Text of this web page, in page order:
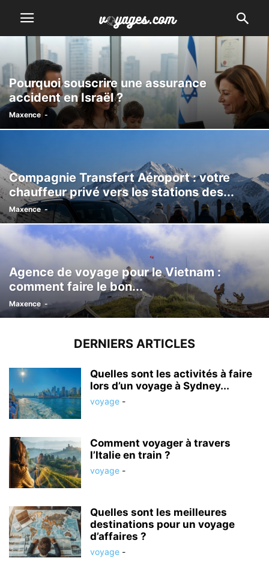
Pourquoi souscrire une assurance
accident en Israël ?
Maxence -
Compagnie Transfert Aéroport : votre
chauffeur privé vers les stations des...
Maxence -
Agence de voyage pour le Vietnam :
comment faire le bon...
Maxence -
DERNIERS ARTICLES
Quelles sont les activités à faire
lors d’un voyage à Sydney...
voyage -
Comment voyager à travers
l’Italie en train ?
voyage -
Quelles sont les meilleures
destinations pour un voyage
d’affaires ?
voyage -